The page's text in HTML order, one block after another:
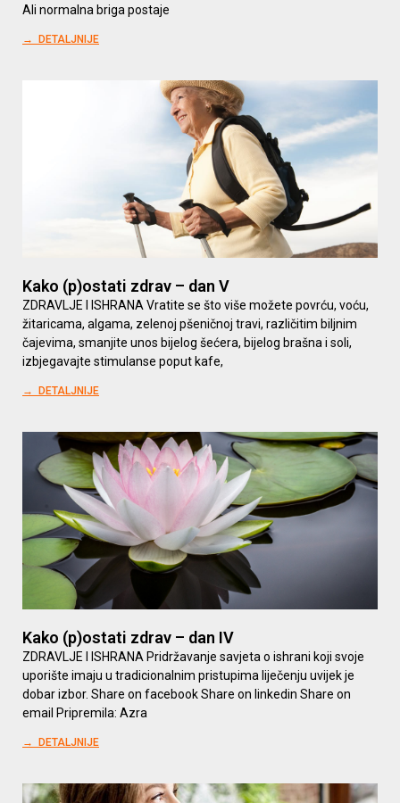
Ali normalna briga postaje
→ DETALJNIJE
Kako (p)ostati zdrav – dan V
ZDRAVLJE I ISHRANA Vratite se što više možete povrću, voću,
žitaricama, algama, zelenoj pšeničnoj travi, različitim biljnim
čajevima, smanjite unos bijelog šećera, bijelog brašna i soli,
izbjegavajte stimulanse poput kafe,
→ DETALJNIJE
Kako (p)ostati zdrav – dan IV
ZDRAVLJE I ISHRANA Pridržavanje savjeta o ishrani koji svoje
uporište imaju u tradicionalnim pristupima liječenju uvijek je
dobar izbor. Share on facebook Share on linkedin Share on
email Pripremila: Azra
→ DETALJNIJE